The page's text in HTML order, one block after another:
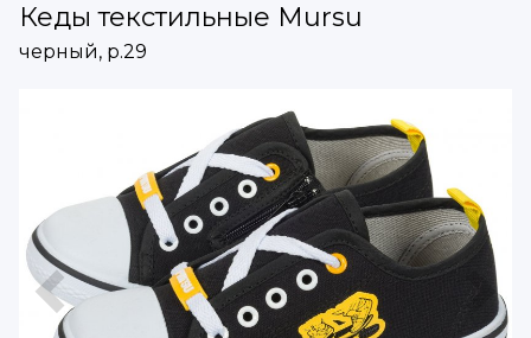
Кеды текстильные Mursu
черный, р.29